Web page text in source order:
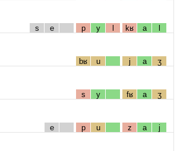
s e p y l kʁ a l
bʁ u j a ʒ
s y fʁ a ʒ
e p u z a j